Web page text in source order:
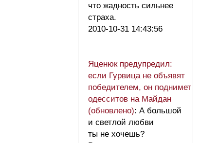
что жадность сильнее
страха.
2010-10-31 14:43:56
Яценюк предупредил:
если Гурвица не объявят
победителем, он поднимет
одесситов на Майдан
(обновлено): А большой
и светлой любви
ты не хочешь?